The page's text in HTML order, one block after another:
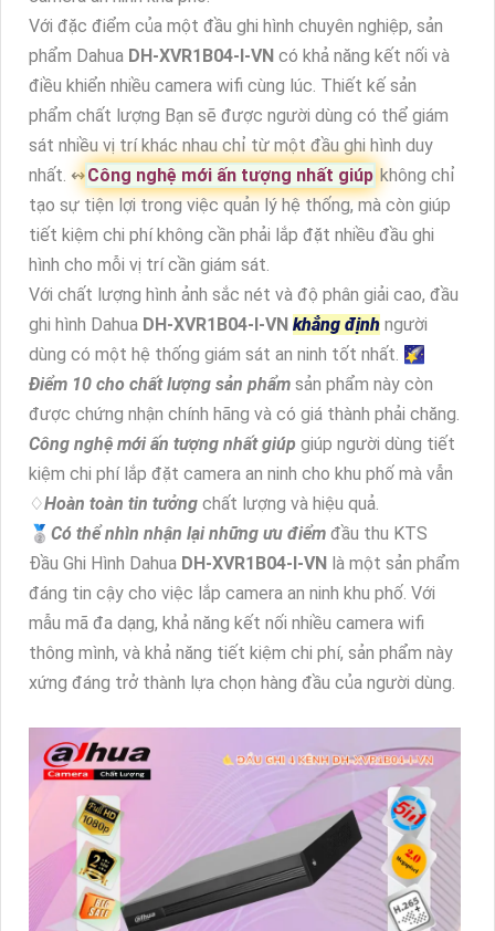
Với đặc điểm của một đầu ghi hình chuyên nghiệp, sản
phẩm Dahua DH-XVR1B04-I-VN có khả năng kết nối và
điều khiển nhiều camera wifi cùng lúc. Thiết kế sản
phẩm chất lượng Bạn sẽ được người dùng có thể giám
sát nhiều vị trí khác nhau chỉ từ một đầu ghi hình duy
nhất. ↭Công nghệ mới ấn tượng nhất giúp không chỉ
tạo sự tiện lợi trong việc quản lý hệ thống, mà còn giúp
tiết kiệm chi phí không cần phải lắp đặt nhiều đầu ghi
hình cho mỗi vị trí cần giám sát.
Với chất lượng hình ảnh sắc nét và độ phân giải cao, đầu
ghi hình Dahua DH-XVR1B04-I-VN khẳng định người
dùng có một hệ thống giám sát an ninh tốt nhất. 🌠
Điểm 10 cho chất lượng sản phẩm sản phẩm này còn
được chứng nhận chính hãng và có giá thành phải chăng.
Công nghệ mới ấn tượng nhất giúp giúp người dùng tiết
kiệm chi phí lắp đặt camera an ninh cho khu phố mà vẫn
♢Hoàn toàn tin tưởng chất lượng và hiệu quả.
🥈️ Có thể nhìn nhận lại những ưu điểm đầu thu KTS
Đầu Ghi Hình Dahua DH-XVR1B04-I-VN là một sản phẩm
đáng tin cậy cho việc lắp camera an ninh khu phố. Với
mẫu mã đa dạng, khả năng kết nối nhiều camera wifi
thông mình, và khả năng tiết kiệm chi phí, sản phẩm này
xứng đáng trở thành lựa chọn hàng đầu của người dùng.